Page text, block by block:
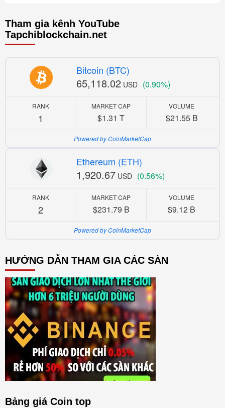
Tham gia kênh YouTube
Tapchiblockchain.net
Bitcoin (BTC)
65,118.02 USD (0.90%)
RANK
1
MARKET CAP
$1.31 T
VOLUME
$21.55 B
Powered by CoinMarketCap
Ethereum (ETH)
1,920.67 USD (0.56%)
RANK
2
MARKET CAP
$231.79 B
VOLUME
$9.12 B
Powered by CoinMarketCap
HƯỚNG DẪN THAM GIA CÁC SÀN
Bảng giá Coin top